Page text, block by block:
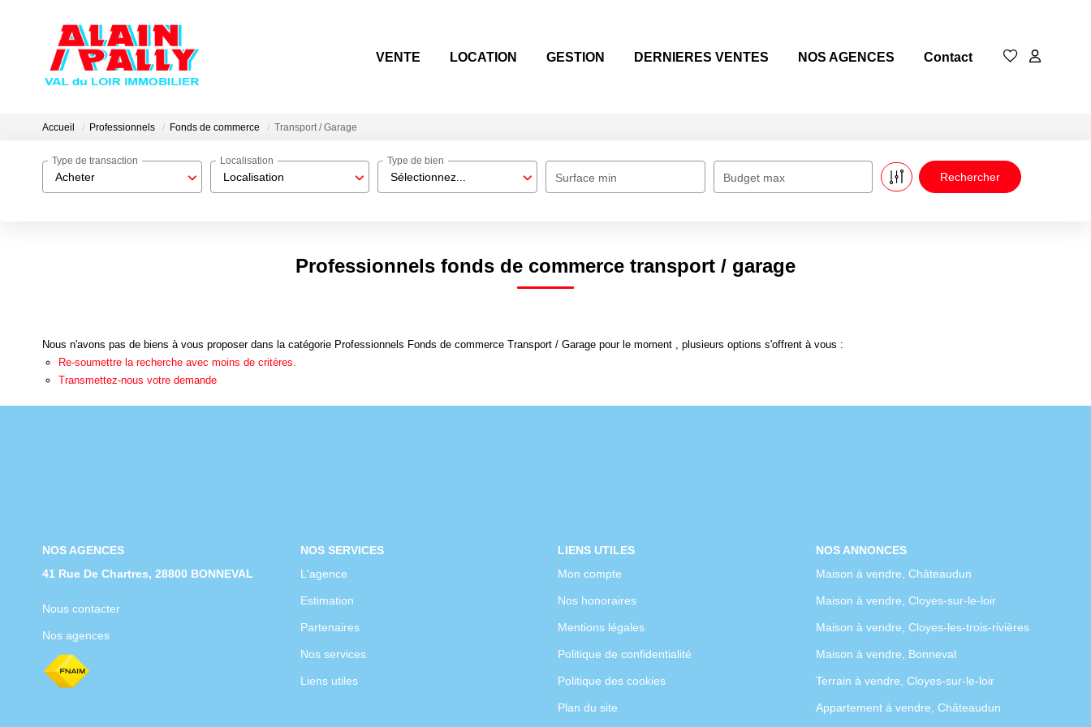
VENTE LOCATION GESTION DERNIERES VENTES NOS AGENCES Contact
Accueil Professionnels Fonds de commerce Transport / Garage
Acheter
Type de transaction
Localisation
Localisation
Sélectionnez...
Type de bien
Surface min Budget max
Professionnels fonds de commerce transport / garage
Nous n'avons pas de biens à vous proposer dans la catégorie Professionnels Fonds de commerce Transport / Garage pour le moment , plusieurs options s'offrent à vous :
Re-soumettre la recherche avec moins de critères.
Transmettez-nous votre demande
NOS AGENCES
41 Rue De Chartres, 28800 BONNEVAL
Nous contacter
Nos agences
NOS SERVICES
L'agence
Estimation
Partenaires
Nos services
Liens utiles
LIENS UTILES
Mon compte
Nos honoraires
Mentions légales
Politique de confidentialité
Politique des cookies
Plan du site
NOS ANNONCES
Maison à vendre, Châteaudun
Maison à vendre, Cloyes-sur-le-loir
Maison à vendre, Cloyes-les-trois-rivières
Maison à vendre, Bonneval
Terrain à vendre, Cloyes-sur-le-loir
Appartement à vendre, Châteaudun